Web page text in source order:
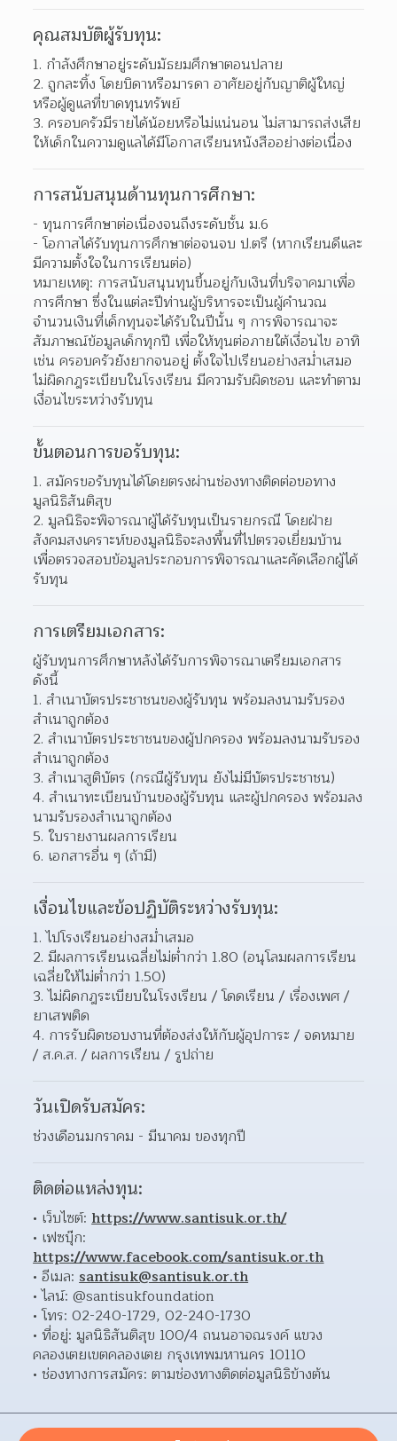
คุณสมบัติผู้รับทุน:
กำลังศึกษาอยู่ระดับมัธยมศึกษาตอนปลาย
ถูกละทิ้ง โดยบิดาหรือมารดา อาศัยอยู่กับญาติผู้ใหญ่
หรือผู้ดูแลที่ขาดทุนทรัพย์
ครอบครัวมีรายได้น้อยหรือไม่แน่นอน ไม่สามารถส่งเสีย
ให้เด็กในความดูแลได้มีโอกาสเรียนหนังสืออย่างต่อเนื่อง
การสนับสนุนด้านทุนการศึกษา:
- ทุนการศึกษาต่อเนื่องจนถึงระดับชั้น ม.6
- โอกาสได้รับทุนการศึกษาต่อจนจบ ป.ตรี (หากเรียนดีและ
มีความตั้งใจในการเรียนต่อ)
หมายเหตุ: การสนับสนุนทุนขึ้นอยู่กับเงินที่บริจาคมาเพื่อ
การศึกษา ซึ่งในแต่ละปีท่านผู้บริหารจะเป็นผู้คำนวณ
จำนวนเงินที่เด็กทุนจะได้รับในปีนั้น ๆ การพิจารณาจะ
สัมภาษณ์ข้อมูลเด็กทุกปี เพื่อให้ทุนต่อภายใต้เงื่อนไข อาทิ
เช่น ครอบครัวยังยากจนอยู่ ตั้งใจไปเรียนอย่างสม่ำเสมอ
ไม่ผิดกฎระเบียบในโรงเรียน มีความรับผิดชอบ และทำตาม
เงื่อนไขระหว่างรับทุน
ขั้นตอนการขอรับทุน:
สมัครขอรับทุนได้โดยตรงผ่านช่องทางติดต่อขอทาง
มูลนิธิสันติสุข
มูลนิธิจะพิจารณาผู้ได้รับทุนเป็นรายกรณี โดยฝ่าย
สังคมสงเคราะห์ของมูลนิธิจะลงพื้นที่ไปตรวจเยี่ยมบ้าน
เพื่อตรวจสอบข้อมูลประกอบการพิจารณาและคัดเลือกผู้ได้
รับทุน
การเตรียมเอกสาร:
ผู้รับทุนการศึกษาหลังได้รับการพิจารณาเตรียมเอกสาร
ดังนี้
สำเนาบัตรประชาชนของผู้รับทุน พร้อมลงนามรับรอง
สำเนาถูกต้อง
สำเนาบัตรประชาชนของผู้ปกครอง พร้อมลงนามรับรอง
สำเนาถูกต้อง
สำเนาสูติบัตร (กรณีผู้รับทุน ยังไม่มีบัตรประชาชน)
สำเนาทะเบียนบ้านของผู้รับทุน และผู้ปกครอง พร้อมลง
นามรับรองสำเนาถูกต้อง
ใบรายงานผลการเรียน
เอกสารอื่น ๆ (ถ้ามี)
เงื่อนไขและข้อปฏิบัติระหว่างรับทุน:
ไปโรงเรียนอย่างสม่ำเสมอ
มีผลการเรียนเฉลี่ยไม่ต่ำกว่า 1.80 (อนุโลมผลการเรียน
เฉลี่ยให้ไม่ต่ำกว่า 1.50)
ไม่ผิดกฎระเบียบในโรงเรียน / โดดเรียน / เรื่องเพศ /
ยาเสพติด
การรับผิดชอบงานที่ต้องส่งให้กับผู้อุปการะ / จดหมาย
/ ส.ค.ส. / ผลการเรียน / รูปถ่าย
วันเปิดรับสมัคร:
ช่วงเดือนมกราคม - มีนาคม ของทุกปี
ติดต่อแหล่งทุน:
เว็บไซต์: https://www.santisuk.or.th/
https://www.facebook.com/santisuk.or.th
อีเมล: santisuk@santisuk.or.th
ไลน์: @santisukfoundation
โทร: 02-240-1729, 02-240-1730
ที่อยู่: มูลนิธิสันติสุข 100/4 ถนนอาจณรงค์ แขวง
คลองเตยเขตคลองเตย กรุงเทพมหานคร 10110
ช่องทางการสมัคร: ตามช่องทางติดต่อมูลนิธิข้างต้น